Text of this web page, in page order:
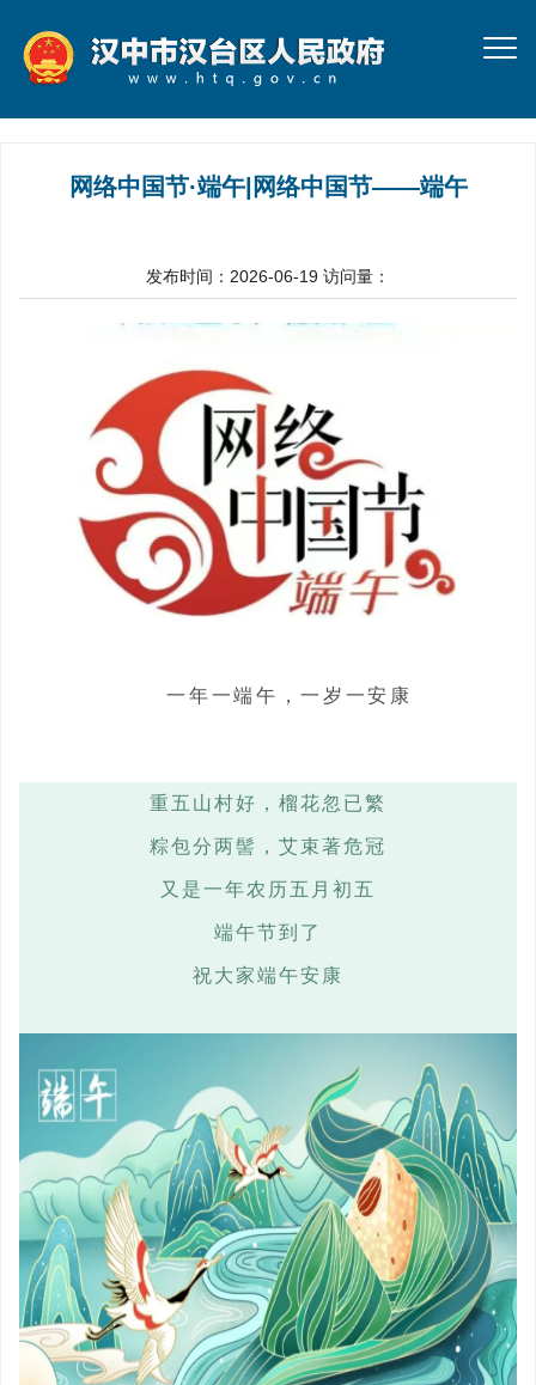
网络中国节·端午|网络中国节——端午
发布时间：2026-06-19 访问量：
一年一端午，一岁一安康
重五山村好，榴花忽已繁
粽包分两髻，艾束著危冠
又是一年农历五月初五
端午节到了
祝大家端午安康